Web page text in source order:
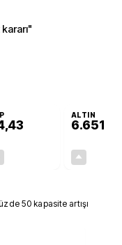
kararı"
ALTIN
6.651
50 kapasite artışı